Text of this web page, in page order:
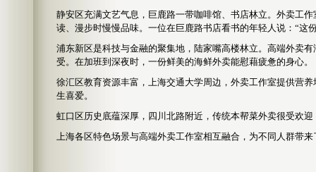
静安区充满文艺气息，巨鹿路一带咖啡馆、书店林立。外卖工
读、漫步时慢慢品味。一位在巨鹿路书店看书的年轻人说：“这
浦东新区是科技与金融的聚集地，陆家嘴高楼林立。高端外卖
受。在加班到深夜时，一份鲜美的海鲜外卖能慰藉疲惫的身心。
徐汇区教育资源丰富，上海交通大学周边，外卖工作室提供营
生喜爱。
虹口区历史底蕴深厚，四川北路附近，传统本帮菜外卖很受欢
上海各区特色场景与高端外卖工作室相互融合，为不同人群带